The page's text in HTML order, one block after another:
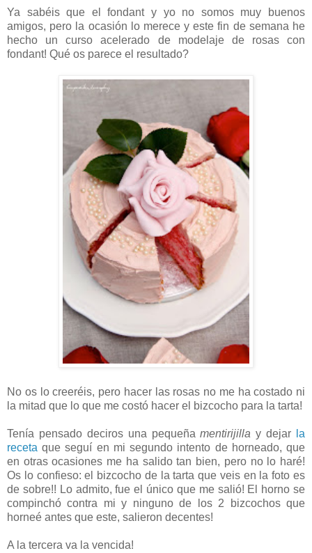
Ya sabéis que el fondant y yo no somos muy buenos
amigos, pero la ocasión lo merece y este fin de semana he
hecho un curso acelerado de modelaje de rosas con
fondant! Qué os parece el resultado?
No os lo creeréis, pero hacer las rosas no me ha costado ni
la mitad que lo que me costó hacer el bizcocho para la tarta!
Tenía pensado deciros una pequeñamentirijilla y dejar
la
receta que seguí en mi segundo intento de horneado, que
en otras ocasiones me ha salido tan bien, pero no lo haré!
Os lo confieso: el bizcocho de la tarta que veis en la foto es
de sobre!! Lo admito, fue el único que me salió! El horno se
compinchó contra mi y ninguno de los 2 bizcochos que
horneé antes que este, salieron decentes!
A la tercera va la vencida!